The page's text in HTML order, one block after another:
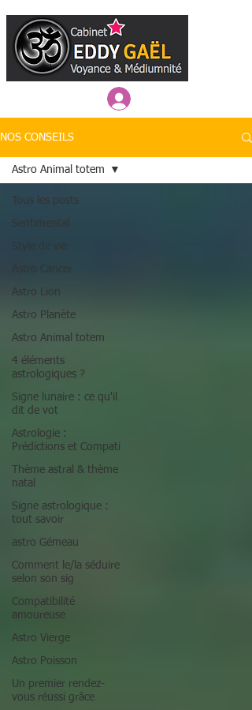
NOS CONSEILS
Tous les posts
Sentimental
Style de vie
Astro Cancer
Astro Lion
Astro Planète
Astro Animal totem
4 éléments
astrologiques ?
Signe lunaire : ce qu'il
dit de vot
Astrologie :
Prédictions et Compati
Thème astral & thème
natal
Signe astrologique :
tout savoir
astro Gémeau
Comment le/la séduire
selon son sig
Compatibilité
amoureuse
Astro Vierge
Astro Poisson
Un premier rendez-
vous réussi grâce
Astro Animal totem